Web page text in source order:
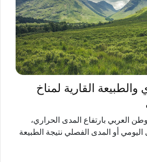
القارية لمناخ
العربي بارتفاع المدى الحراري،
أو المدى الفصلي نتيجة الطبيعة